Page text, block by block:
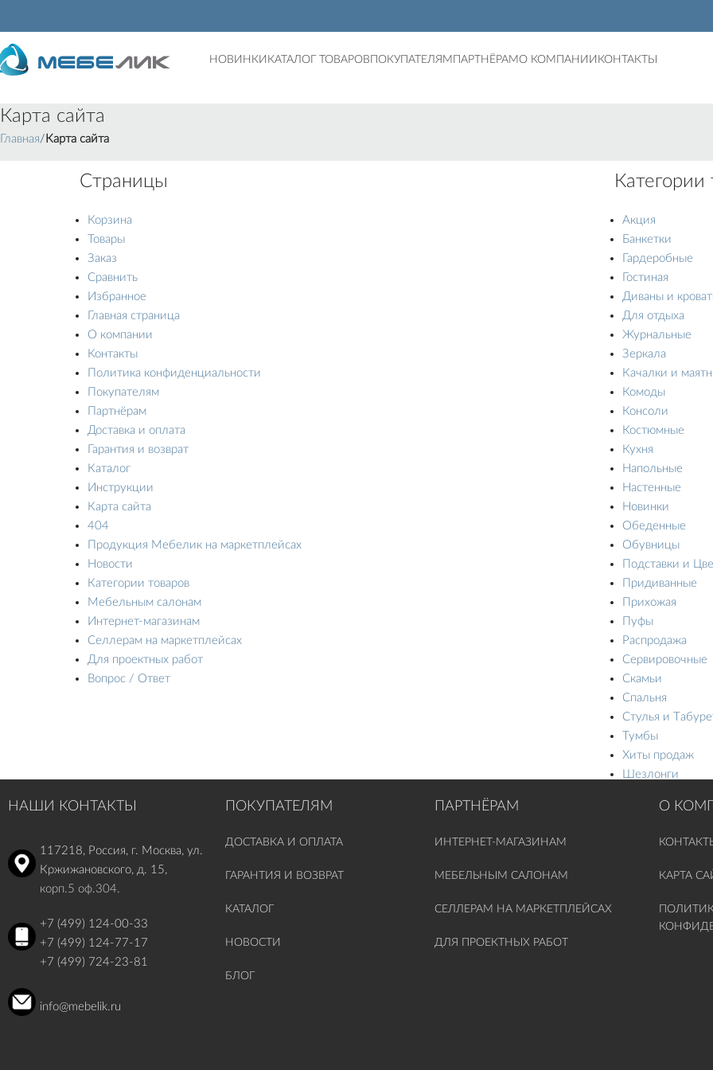
НОВИНКИ КАТАЛОГ ТОВАРОВ ПОКУПАТЕЛЯМ ПАРТНЁРАМО КОМПАНИИ КОНТАКТЫ
Карта сайта
Главная Карта сайта
Страницы
Корзина
Товары
Заказ
Сравнить
Избранное
Главная страница
О компании
Контакты
Политика конфиденциальности
Покупателям
Партнёрам
Доставка и оплата
Гарантия и возврат
Каталог
Инструкции
Карта сайта
404
Продукция Мебелик на маркетплейсах
Новости
Категории товаров
Мебельным салонам
Интернет-магазинам
Селлерам на маркетплейсах
Для проектных работ
Вопрос / Ответ
Категории
Акция
Банкетки
Гардеробные
Гостиная
Диваны и
Для отдыха
Журнальные
Зеркала
Качалки и
Комоды
Консоли
Костюмные
Кухня
Напольные
Настенные
Новинки
Обеденные
Обувницы
Подставки и
Придиванные
Прихожая
Пуфы
Распродажа
Сервировочные
Скамьи
Спальня
Стулья и
Тумбы
Хиты продаж
Шезлонги
НАШИ КОНТАКТЫ
117218, Россия, г. Москва, ул.
Кржижановского, д. 15,
корп.5 оф.304.
+7 (499) 124-00-33
+7 (499) 124-77-17
+7 (499) 724-23-81
info@mebelik.ru
ПОКУПАТЕЛЯМ
ДОСТАВКА И ОПЛАТА
ГАРАНТИЯ И ВОЗВРАТ
КАТАЛОГ
НОВОСТИ
БЛОГ
ПАРТНЁРАМ
ИНТЕРНЕТ-МАГАЗИНАМ
МЕБЕЛЬНЫМ САЛОНАМ
СЕЛЛЕРАМ НА МАРКЕТПЛЕЙСАХ
ДЛЯ ПРОЕКТНЫХ РАБОТ
О
КАРТА